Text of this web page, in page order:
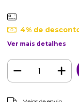
4% de
Ver mais detalhes
Entregas para o CEP: